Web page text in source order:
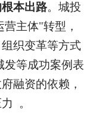
本出路。城投
主体"转型，
织变革等方式
发等成功案例表
融资的依赖，
。